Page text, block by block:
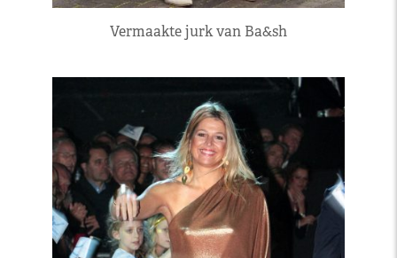
Vermaakte jurk van Ba&sh